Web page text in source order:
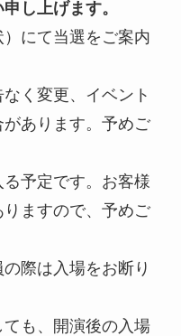
し上げます。
にて当選をご案内
く変更、イベント
あります。予めご
予定です。お客様
ますので、予めご
際は入場をお断り
も、開演後の入場